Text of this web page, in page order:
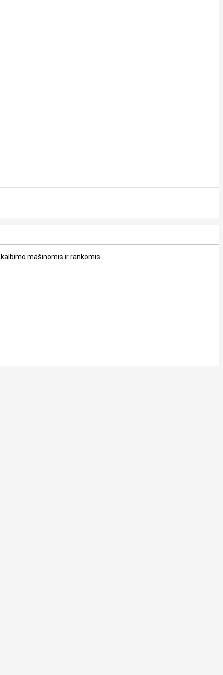
mašinomis ir rankomis.